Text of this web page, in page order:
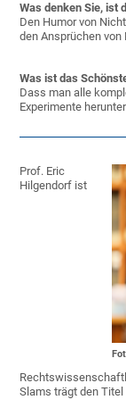
Was denken Sie, ist
Den Humor von
den Ansprüchen
Was ist das
Dass man alle
Experimente
Prof. Eric
Hilgendorf ist
Slams trägt den Titel